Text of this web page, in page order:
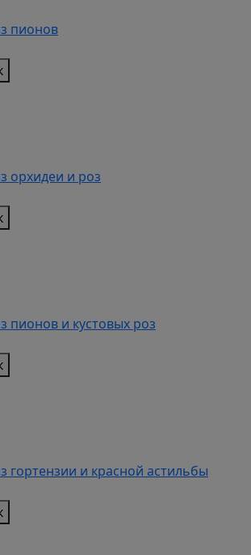
пионов
орхидеи и роз
пионов и кустовых роз
гортензии и красной астильбы